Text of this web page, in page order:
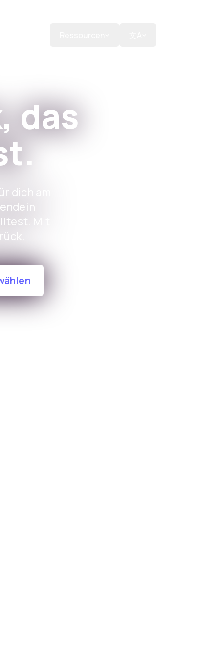
das
dich am
Mit